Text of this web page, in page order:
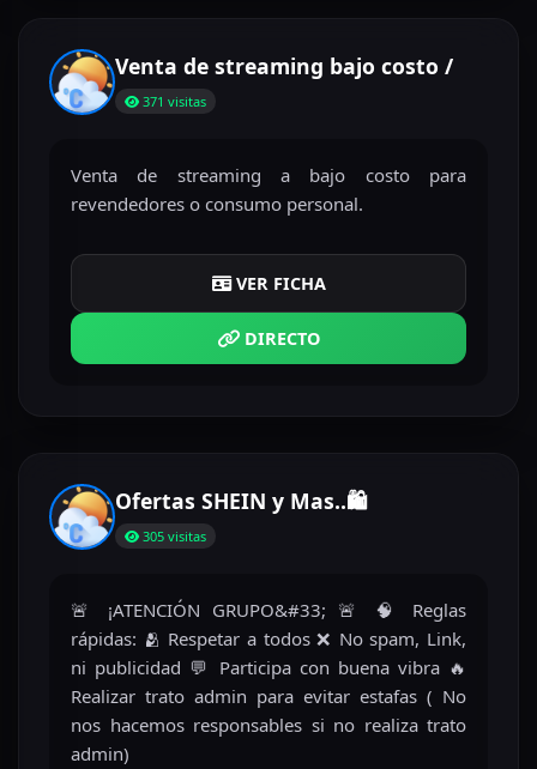
Venta de streaming bajo costo /
371 visitas
Venta de streaming a bajo costo para
revendedores o consumo personal.
VER FICHA
DIRECTO
Ofertas SHEIN y Mas..🛍️
305 visitas
🚨 ¡ATENCIÓN GRUPO&#33; 🚨 🧠 Reglas
rápidas: 🫂 Respetar a todos ❌ No spam, Link,
ni publicidad 💬 Participa con buena vibra 🔥
Realizar trato admin para evitar estafas ( No
nos hacemos responsables si no realiza trato
admin)